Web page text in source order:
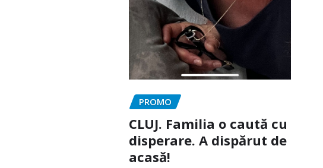
PROMO
CLUJ. Familia o caută cu
disperare. A dispărut de
acasă!